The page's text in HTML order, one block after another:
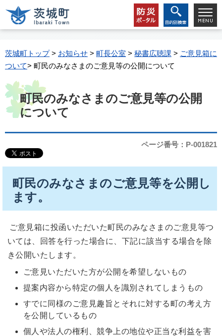
茨城町トップ> お知らせ > 町長公室 > 秘書広聴課 > ご意見箱に
ついて> 町民のみなさまのご意見等の公開について
町民のみなさまのご意見等の公開
について
ページ番号：P-001821
町民のみなさまのご意見等を公開し
ます。
ご意見箱に投函いただいた町民のみなさまのご意見等つ
いては、回答を行った場合に、下記に該当する場合を除
き公開いたします。
ご意見いただいた方が公開を希望しないもの
提案内容から特定の個人を識別されてしまうもの
すでに同様のご意見趣旨とそれに対する町の考え方
を公開しているもの
個人や法人の権利、競争上の地位や正当な利益を害